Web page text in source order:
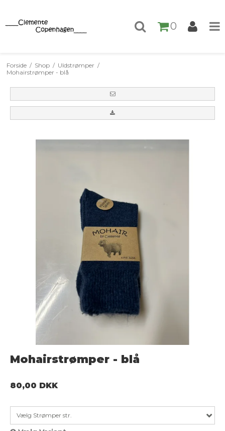
0
Forside / Shop / Uldstrømper /
Mohairstrømper - blå
Mohairstrømper - blå
80,00 DKK
Vælg Strømper str.